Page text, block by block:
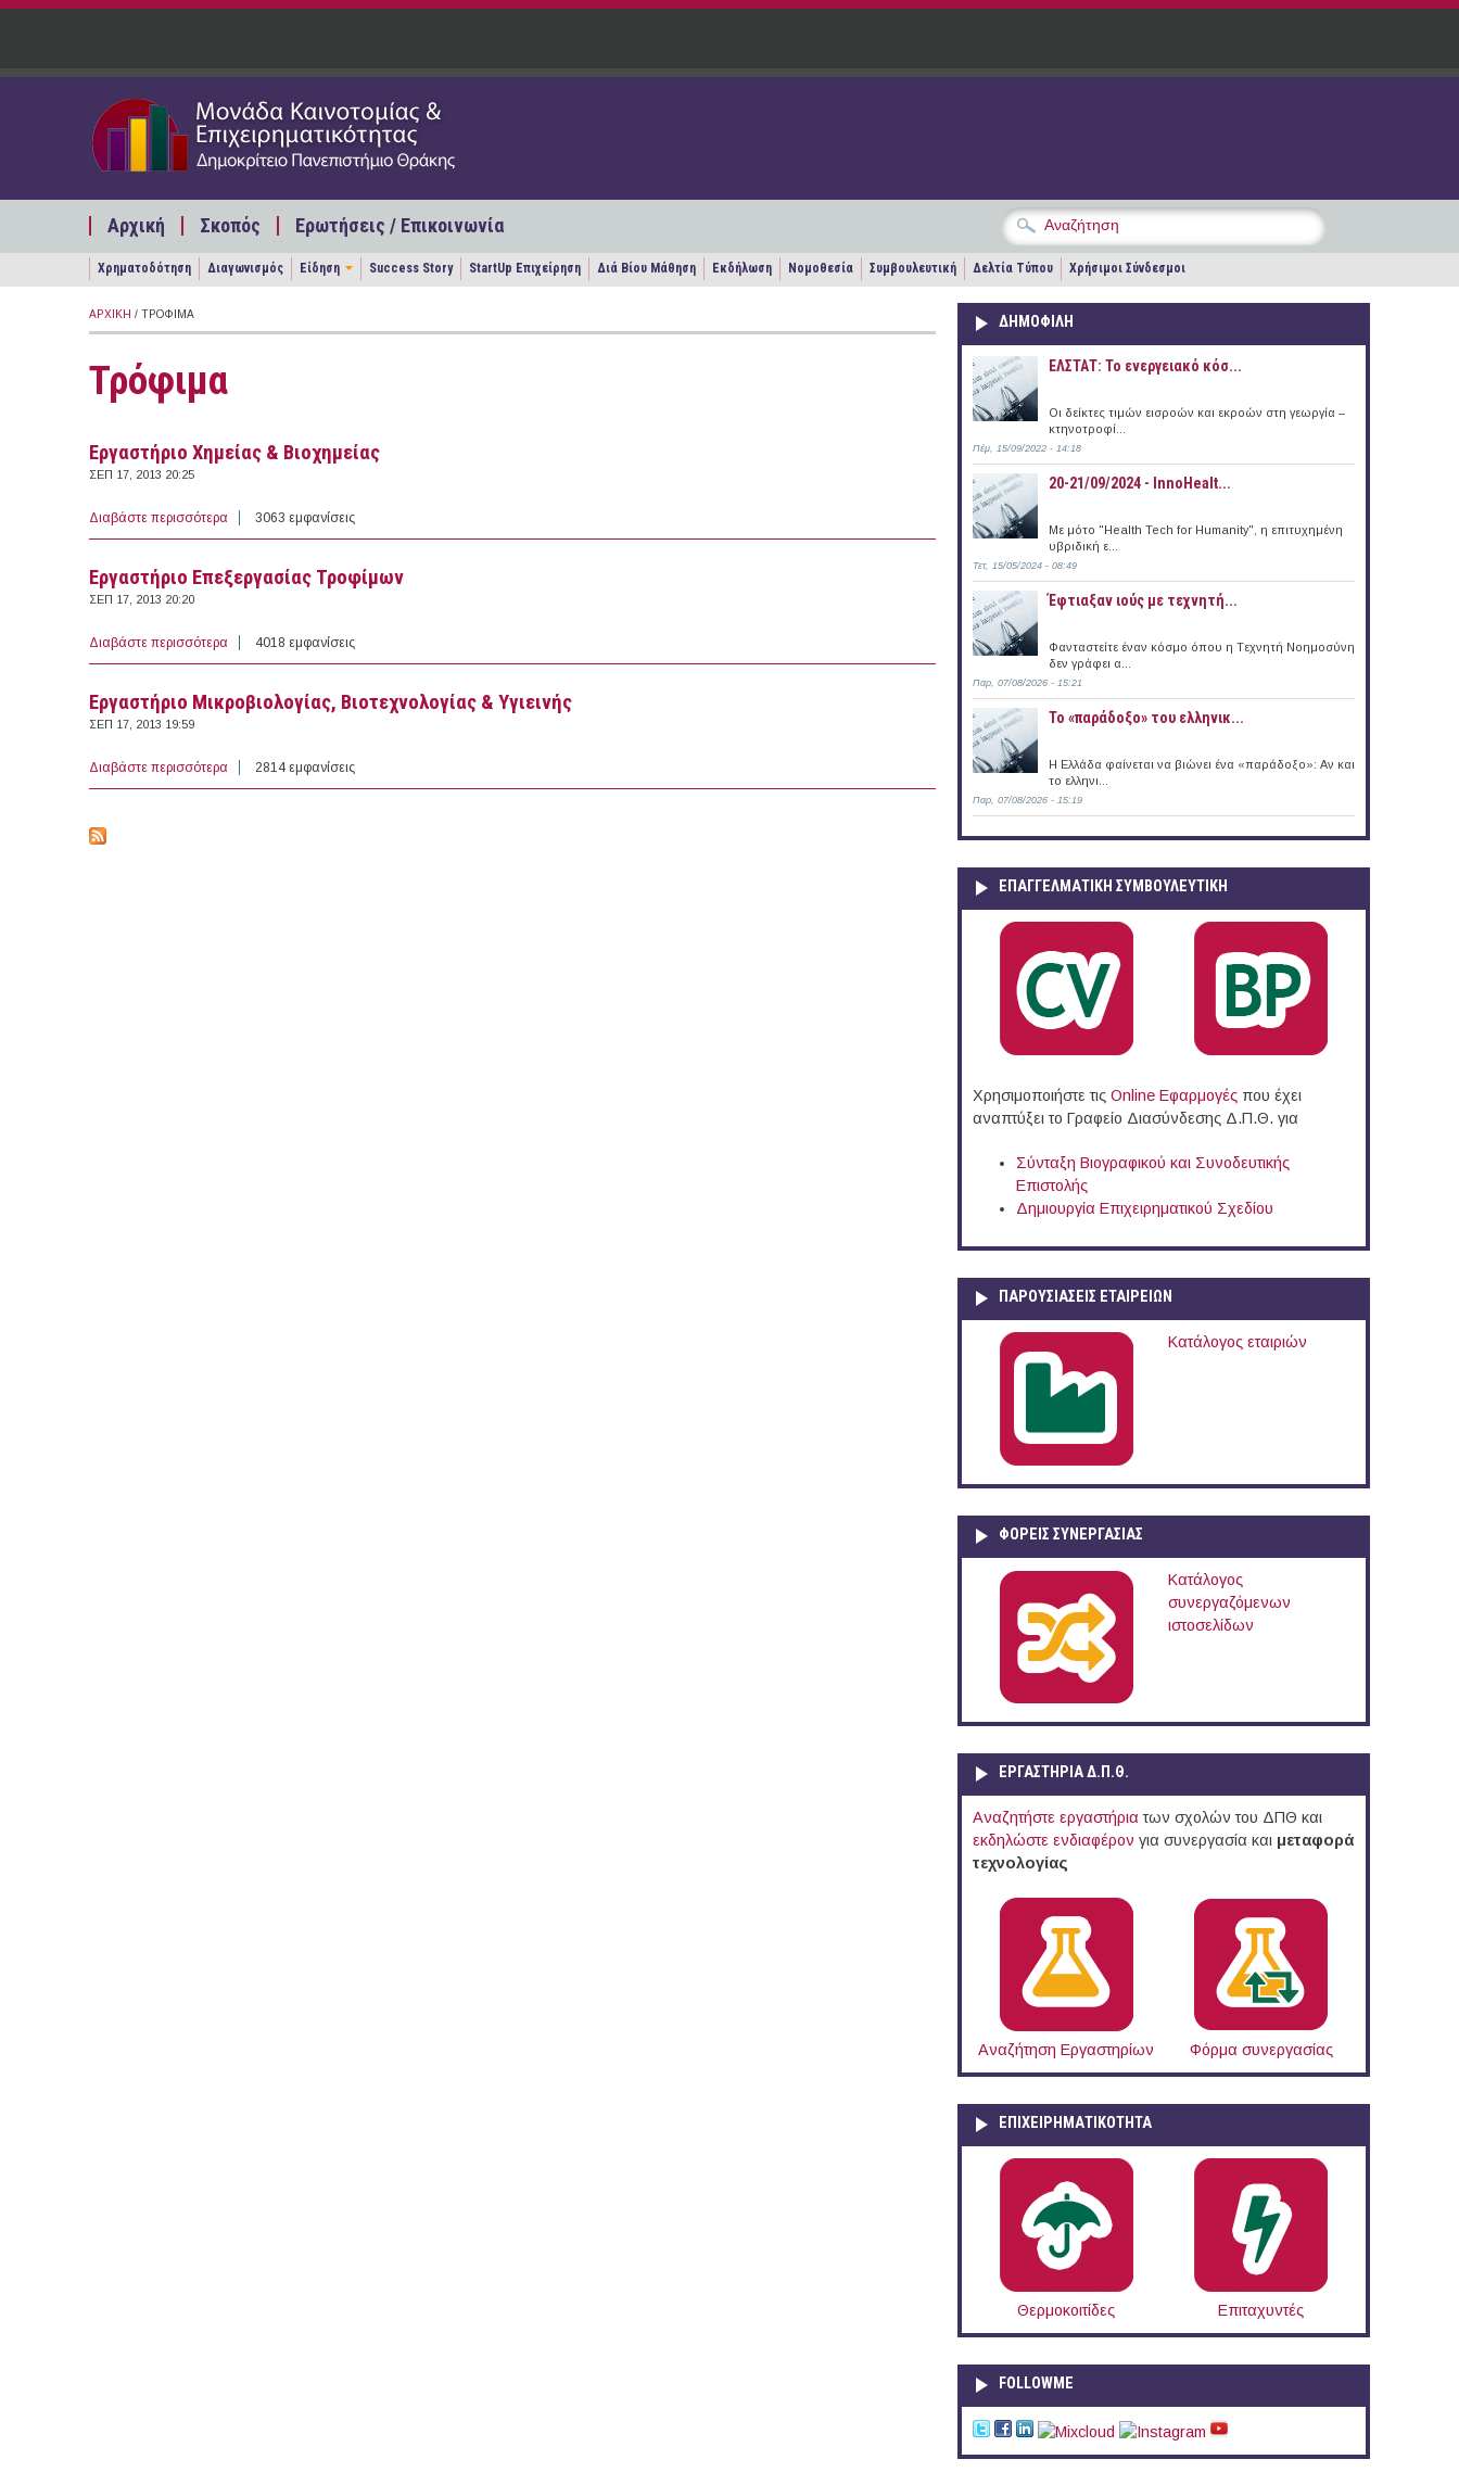
Παράκαμψη προς το κυρίως περιεχόμενο
Αρχική Σκοπός Ερωτήσεις / Επικοινωνία
Χρηματοδότηση Διαγωνισμός Είδηση Success Story StartUp Επιχείρηση Διά Βίου Μάθηση Εκδήλωση Νομοθεσία Συμβουλευτική Δελτία Τύπου Χρήσιμοι Σύνδεσμοι
ΑΡΧΙΚΉ / ΤΡΌΦΙΜΑ
Τρόφιμα
Εργαστήριο Χημείας & Βιοχημείας
ΣΕΠ 17, 2013 20:25
Διαβάστε περισσότερα για Εργαστήριο Χημείας & Βιοχημείας
3063 εμφανίσεις
Εργαστήριο Επεξεργασίας Τροφίμων
ΣΕΠ 17, 2013 20:20
Διαβάστε περισσότερα για Εργαστήριο Επεξεργασίας Τροφίμων
4018 εμφανίσεις
Εργαστήριο Μικροβιολογίας, Βιοτεχνολογίας & Υγιεινής
ΣΕΠ 17, 2013 19:59
Διαβάστε περισσότερα για Εργαστήριο Μικροβιολογίας, Βιοτεχνολογίας & Υγιεινής
2814 εμφανίσεις
ΔΗΜΟΦΙΛΗ
ΕΛΣΤΑΤ: Το ενεργειακό κόσ...
Οι δείκτες τιμών εισροών και εκροών στη γεωργία –
κτηνοτροφί...
Πέμ, 15/09/2022 - 14:18
20-21/09/2024 - InnoHealt...
Με μότο "Health Tech for Humanity", η επιτυχημένη
υβριδική ε...
Τετ, 15/05/2024 - 08:49
Έφτιαξαν ιούς με τεχνητή...
Φανταστείτε έναν κόσμο όπου η Tεχνητή Nοημοσύνη
δεν γράφει α...
Παρ, 07/08/2026 - 15:21
Το «παράδοξο» του ελληνικ...
Η Ελλάδα φαίνεται να βιώνει ένα «παράδοξο»: Αν και
το ελληνι...
Παρ, 07/08/2026 - 15:19
ΕΠΑΓΓΕΛΜΑΤΙΚΉ ΣΥΜΒΟΥΛΕΥΤΙΚΉ
Χρησιμοποιήστε τις Online Eφαρμογές που έχει
αναπτύξει το Γραφείο Διασύνδεσης Δ.Π.Θ. για
Σύνταξη Βιογραφικού και Συνοδευτικής
Επιστολής
Δημιουργία Επιχειρηματικού Σχεδίου
ΠΑΡΟΥΣΙΆΣΕΙΣ ΕΤΑΙΡΕΙΏΝ
Κατάλογος εταιριών
ΦΟΡΕΙΣ ΣΥΝΕΡΓΑΣΙΑΣ
Κατάλογος
συνεργαζόμενων
ιστοσελίδων
ΕΡΓΑΣΤΗΡΙΑ Δ.Π.Θ.
Αναζητήστε εργαστήρια των σχολών του ΔΠΘ και
εκδηλώστε ενδιαφέρον για συνεργασία και μεταφορά
τεχνολογίας
Αναζήτηση Εργαστηρίων Φόρμα συνεργασίας
ΕΠΙΧΕΙΡΗΜΑΤΙΚΟΤΗΤΑ
Θερμοκοιτίδες Επιταχυντές
FOLLOWME